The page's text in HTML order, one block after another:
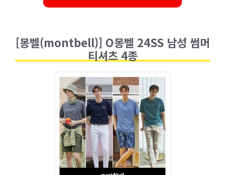
[몽벨(montbell)] O몽벨 24SS 남성 썸머
티셔츠 4종